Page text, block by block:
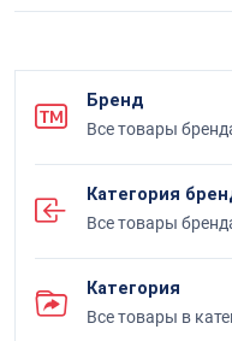
Бренд
Все товары
Категория
Все товары
Категория
Все товары в